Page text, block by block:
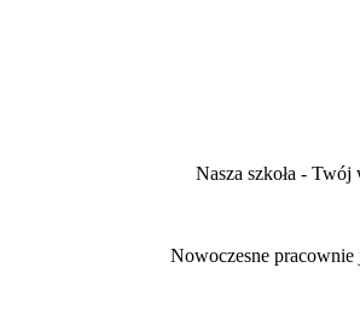
Nasza szkoła - Twój
Nowoczesne pracownie